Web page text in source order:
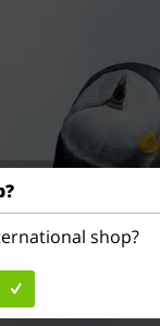
shop?